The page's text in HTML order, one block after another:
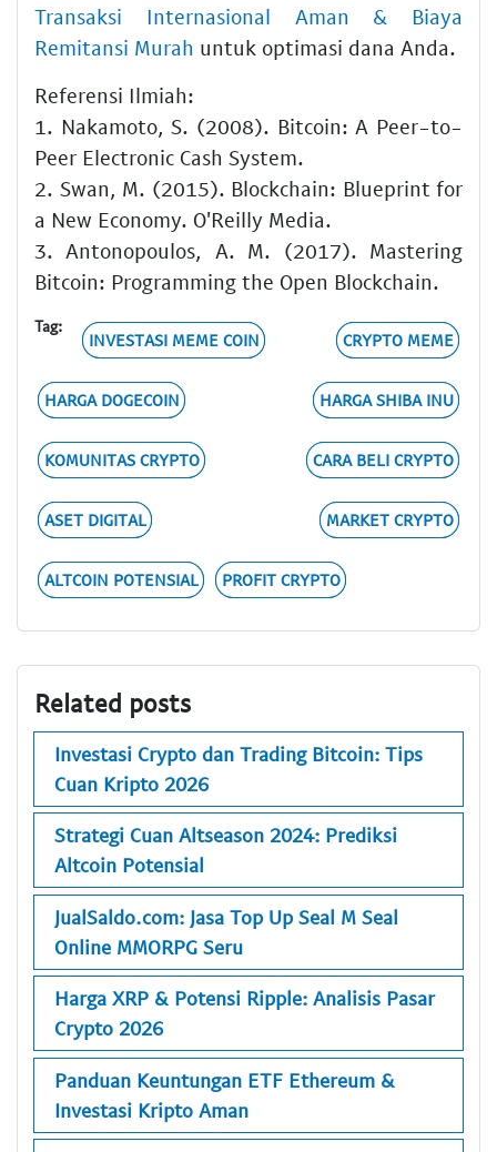
Transaksi Internasional Aman & Biaya
Remitansi Murah untuk optimasi dana Anda.
Referensi Ilmiah:
1. Nakamoto, S. (2008). Bitcoin: A Peer-to-
Peer Electronic Cash System.
2. Swan, M. (2015). Blockchain: Blueprint for
a New Economy. O'Reilly Media.
3. Antonopoulos, A. M. (2017). Mastering
Bitcoin: Programming the Open Blockchain.
Tag:
INVESTASI MEME COIN CRYPTO MEME
HARGA DOGECOIN HARGA SHIBA INU
KOMUNITAS CRYPTO CARA BELI CRYPTO
ASET DIGITAL MARKET CRYPTO
ALTCOIN POTENSIAL PROFIT CRYPTO
Related posts
Investasi Crypto dan Trading Bitcoin: Tips
Cuan Kripto 2026
Strategi Cuan Altseason 2024: Prediksi
Altcoin Potensial
JualSaldo.com: Jasa Top Up Seal M Seal
Online MMORPG Seru
Harga XRP & Potensi Ripple: Analisis Pasar
Crypto 2026
Panduan Keuntungan ETF Ethereum &
Investasi Kripto Aman